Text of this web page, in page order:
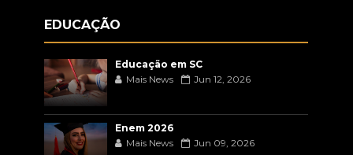
EDUCAÇÃO
Educação em SC
Mais News
Jun 12, 2026
Enem 2026
Mais News
Jun 09, 2026